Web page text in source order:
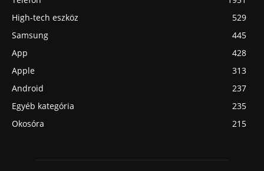
High-tech eszköz
529
Samsung
445
App
428
Apple
313
Android
237
Egyéb kategória
235
Okosóra
215